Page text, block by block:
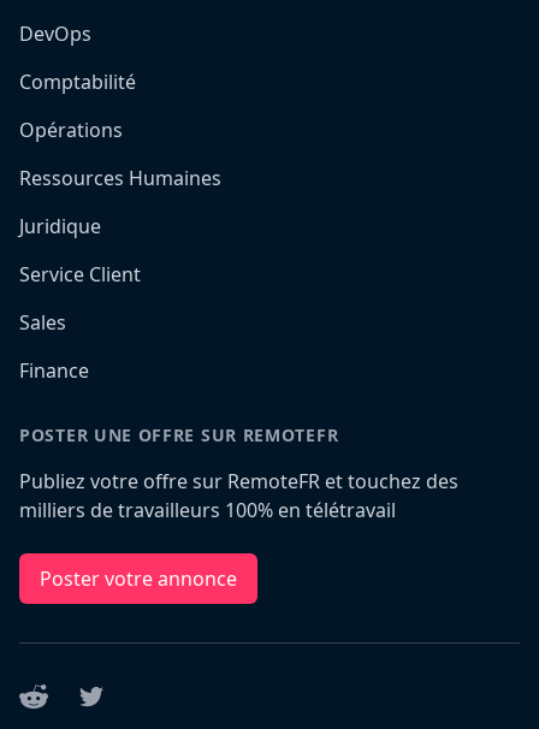
DevOps
Comptabilité
Opérations
Ressources Humaines
Juridique
Service Client
Sales
Finance
POSTER UNE OFFRE SUR REMOTEFR
Publiez votre offre sur RemoteFR et touchez des
milliers de travailleurs 100% en télétravail
Poster votre annonce
Reddit Twitter